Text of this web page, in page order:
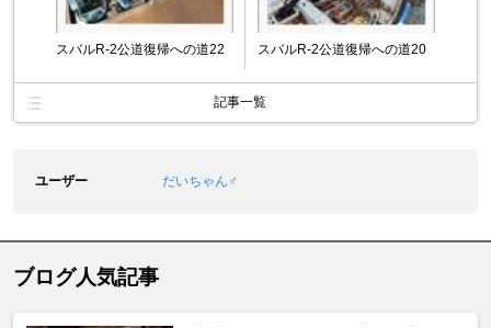
スバルR-2公道復帰への道22 スバルR-2公道復帰への道20
記事一覧
ユーザー だいちゃん♂
ブログ人気記事